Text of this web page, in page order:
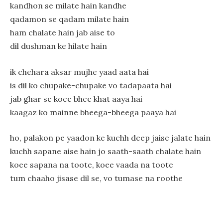
kandhon se milate hain kandhe
qadamon se qadam milate hain
ham chalate hain jab aise to
dil dushman ke hilate hain
ik chehara aksar mujhe yaad aata hai
is dil ko chupake-chupake vo tadapaata hai
jab ghar se koee bhee khat aaya hai
kaagaz ko mainne bheega-bheega paaya hai
ho, palakon pe yaadon ke kuchh deep jaise jalate hain
kuchh sapane aise hain jo saath-saath chalate hain
koee sapana na toote, koee vaada na toote
tum chaaho jisase dil se, vo tumase na roothe